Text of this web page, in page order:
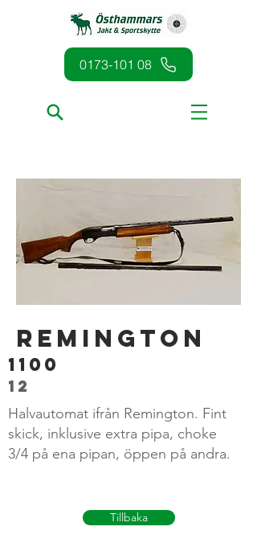
0173-101 08
Remington
1100
12
Halvautomat ifrån Remington. Fint
skick, inklusive extra pipa, choke
3/4 på ena pipan, öppen på andra.
Tillbaka